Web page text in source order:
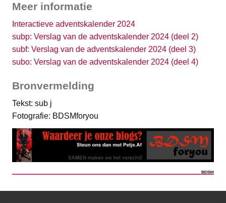
Meer informatie
Interactieve adventskalender 2024
subp: Verslag van de adventskalender 2024 (deel 2)
subf: Verslag van de adventskalender 2024 (deel 3)
subo: Verslag van de adventskalender 2024 (deel 4)
Bronvermelding
Tekst: sub j
Fotografie: BDSMforyou